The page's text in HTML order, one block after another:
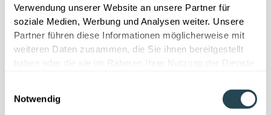
Verwendung unserer Website an unsere Partner für
soziale Medien, Werbung und Analysen weiter. Unsere
Partner führen diese Informationen möglicherweise mit
weiteren Daten zusammen, die Sie ihnen bereitgestellt
haben oder die sie im Rahmen Ihrer Nutzung der Dienste
Notwendig
Nous avons besoin de votre
consentement
activez ce contenu, des données à
caractère personnel peuvent être traitées